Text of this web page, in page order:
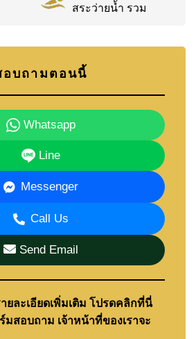
สระว่ายน้ำ รวม
อบถามตอนนี้
Whatsapp
Line
Messenger
Call Us
Send Email
ละเอียดเพิ่มเติม โปรดคลิกที่นี่
สอบถาม เจ้าหน้าที่ของเราจะ